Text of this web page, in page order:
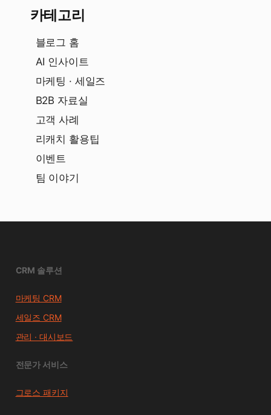
카테고리
블로그 홈
AI 인사이트
마케팅 · 세일즈
B2B 자료실
고객 사례
리캐치 활용팁
이벤트
팀 이야기
CRM 솔루션
마케팅 CRM
세일즈 CRM
관리 · 대시보드
전문가 서비스
그로스 패키지